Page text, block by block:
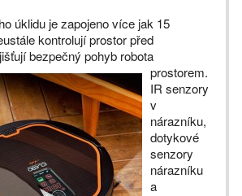
úklidu je zapojeno více jak 15
kontrolují prostor před
bezpečný pohyb robota
prostorem.
IR senzory
v
nárazníku,
dotykové
senzory
nárazníku
a